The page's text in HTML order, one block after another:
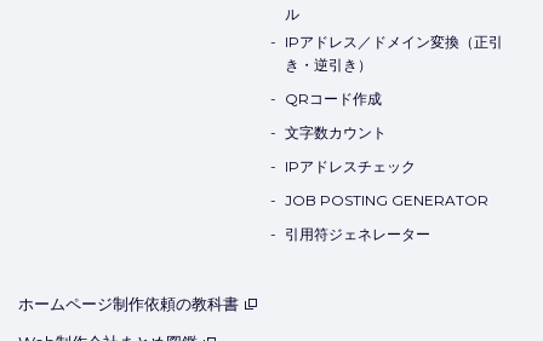
ル
IPアドレス／ドメイン変換（正引
き・逆引き）
QRコード作成
文字数カウント
IPアドレスチェック
JOB POSTING GENERATOR
引用符ジェネレーター
ホームページ制作依頼の教科書